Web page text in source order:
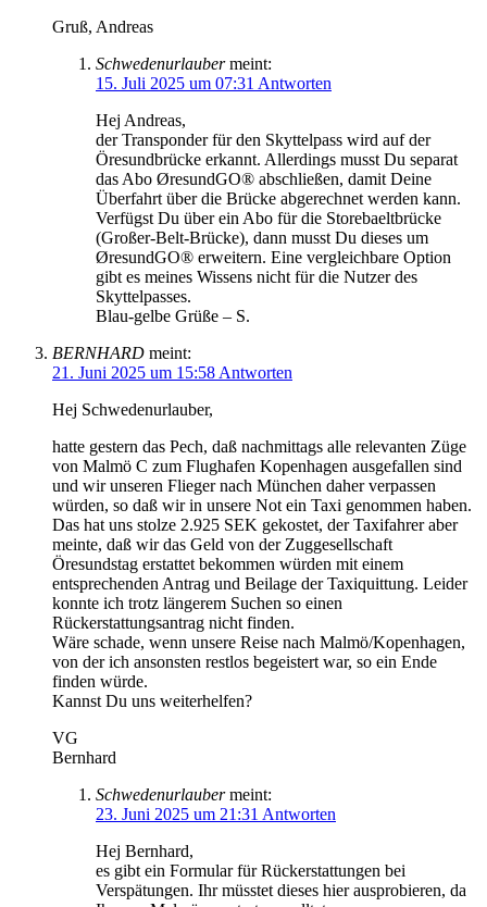
Gruß, Andreas
Schwedenurlauber meint:
15. Juli 2025 um 07:31 Antworten
Hej Andreas,
der Transponder für den Skyttelpass wird auf der
Öresundbrücke erkannt. Allerdings musst Du separat
das Abo ØresundGO® abschließen, damit Deine
Überfahrt über die Brücke abgerechnet werden kann.
Verfügst Du über ein Abo für die Storebaeltbrücke
(Großer-Belt-Brücke), dann musst Du dieses um
ØresundGO® erweitern. Eine vergleichbare Option
gibt es meines Wissens nicht für die Nutzer des
Skyttelpasses.
Blau-gelbe Grüße – S.
BERNHARD meint:
21. Juni 2025 um 15:58 Antworten
Hej Schwedenurlauber,
hatte gestern das Pech, daß nachmittags alle relevanten Züge
von Malmö C zum Flughafen Kopenhagen ausgefallen sind
und wir unseren Flieger nach München daher verpassen
würden, so daß wir in unsere Not ein Taxi genommen haben.
Das hat uns stolze 2.925 SEK gekostet, der Taxifahrer aber
meinte, daß wir das Geld von der Zuggesellschaft
Öresundstag erstattet bekommen würden mit einem
entsprechenden Antrag und Beilage der Taxiquittung. Leider
konnte ich trotz längerem Suchen so einen
Rückerstattungsantrag nicht finden.
Wäre schade, wenn unsere Reise nach Malmö/Kopenhagen,
von der ich ansonsten restlos begeistert war, so ein Ende
finden würde.
Kannst Du uns weiterhelfen?
VG
Bernhard
Schwedenurlauber meint:
23. Juni 2025 um 21:31 Antworten
Hej Bernhard,
es gibt ein Formular für Rückerstattungen bei
Verspätungen. Ihr müsstet dieses hier ausprobieren, da